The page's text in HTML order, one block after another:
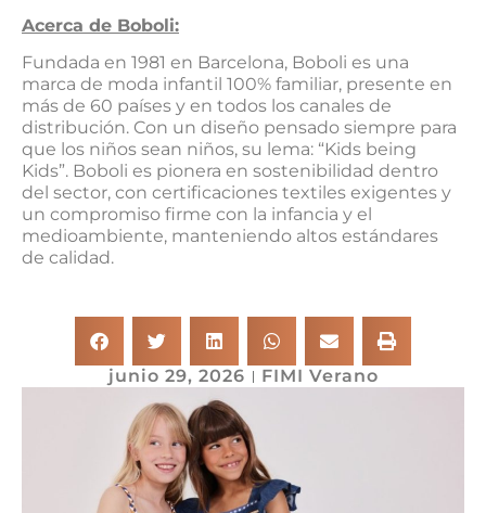
junio 29, 2026 FIMI Verano
Acerca de Boboli:
Fundada en 1981 en Barcelona, Boboli es una
marca de moda infantil 100% familiar, presente en
más de 60 países y en todos los canales de
distribución. Con un diseño pensado siempre para
que los niños sean niños, su lema: “Kids being
Kids”. Boboli es pionera en sostenibilidad dentro
del sector, con certificaciones textiles exigentes y
un compromiso firme con la infancia y el
medioambiente, manteniendo altos estándares
de calidad.